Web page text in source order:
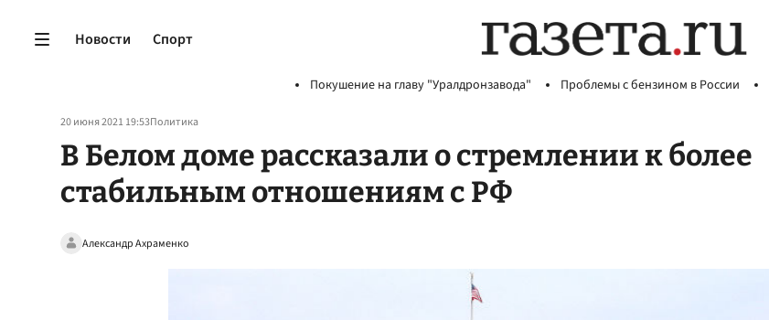
Новости Спорт
Покушение на главу "Уралдронзавода" Проблемы с бензином в России
20 июня 2021 19:53Политика
В Белом доме рассказали о стремлении к более
стабильным отношениям с РФ
Александр Ахраменко